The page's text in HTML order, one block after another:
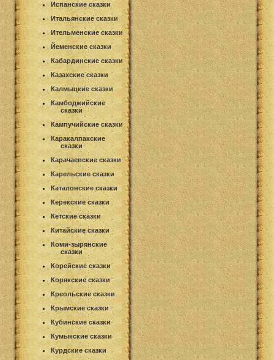
Испанские сказки
Итальянские сказки
Ительменские сказки
Йеменские сказки
Кабардинские сказки
Казахские сказки
Калмыцкие сказки
Камбоджийские
сказки
Кампучийские сказки
Каракалпакские
сказки
Карачаевские сказки
Карельские сказки
Каталонские сказки
Керекские сказки
Кетские сказки
Китайские сказки
Коми-зырянские
сказки
Корейские сказки
Корякские сказки
Креольские сказки
Крымские сказки
Кубинские сказки
Кумыкские сказки
Курдские сказки